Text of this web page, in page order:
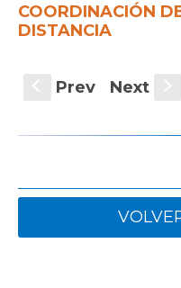
COORDINACIÓN
DISTANCIA
Prev Next